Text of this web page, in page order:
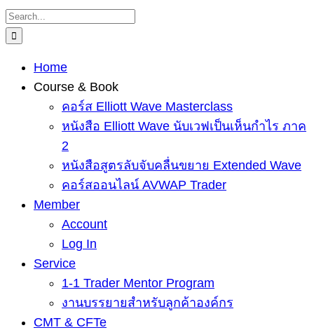
Skip
to
Search
for:
Home
Course & Book
คอร์ส Elliott Wave Masterclass
หนังสือ Elliott Wave นับเวฟเป็นเห็นกำไร ภาค
2
หนังสือสูตรลับจับคลื่นขยาย Extended Wave
คอร์สออนไลน์ AVWAP Trader
Member
Account
Log In
Service
1-1 Trader Mentor Program
งานบรรยายสำหรับลูกค้าองค์กร
CMT & CFTe